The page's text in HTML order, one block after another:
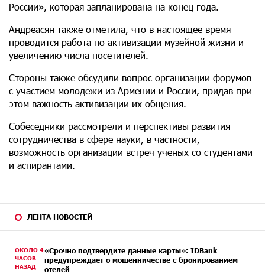
ЛЕНТА НОВОСТЕЙ
ОКОЛО 4
ЧАСОВ
НАЗАД
«Срочно подтвердите данные карты»: IDBank
предупреждает о мошенничестве с бронированием
отелей
России», которая запланирована на конец года.
Андреасян также отметила, что в настоящее время
проводится работа по активизации музейной жизни и
увеличению числа посетителей.
Стороны также обсудили вопрос организации форумов
с участием молодежи из Армении и России, придав при
этом важность активизации их общения.
Собеседники рассмотрели и перспективы развития
сотрудничества в сфере науки, в частности,
возможность организации встреч ученых со студентами
и аспирантами.